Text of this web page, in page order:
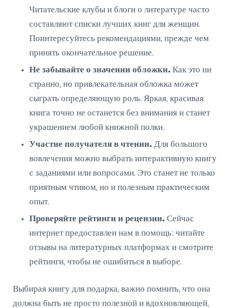
Читательские клубы и блоги о литературе часто
составляют списки лучших книг для женщин.
Поинтересуйтесь рекомендациями, прежде чем
принять окончательное решение.
Не забывайте о значении обложки. Как это ни
странно, но привлекательная обложка может
сыграть определяющую роль. Яркая, красивая
книга точно не останется без внимания и станет
украшением любой книжной полки.
Участие получателя в чтении. Для большого
вовлечения можно выбрать интерактивную книгу
с заданиями или вопросами. Это станет не только
приятным чтивом, но и полезным практическим
опыт.
Проверяйте рейтинги и рецензии. Сейчас
интернет предоставлен нам в помощь: читайте
отзывы на литературных платформах и смотрите
рейтинги, чтобы не ошибиться в выборе.
Выбирая книгу для подарка, важно помнить, что она
должна быть не просто полезной и вдохновляющей,